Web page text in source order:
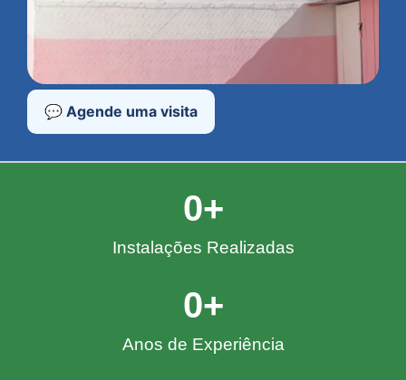
💬 Agende uma visita
Instalações Realizadas
0+
Anos de Experiência
0+